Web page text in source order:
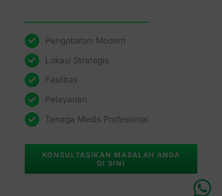
Pengobatan Modern
Lokasi Strategis
Fasilitas
Pelayanan
Tenaga Medis Profesional
KONSULTASIKAN MASALAH ANDA
DI SINI